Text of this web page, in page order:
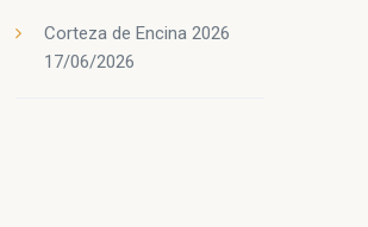
Corteza de Encina 2026
17/06/2026